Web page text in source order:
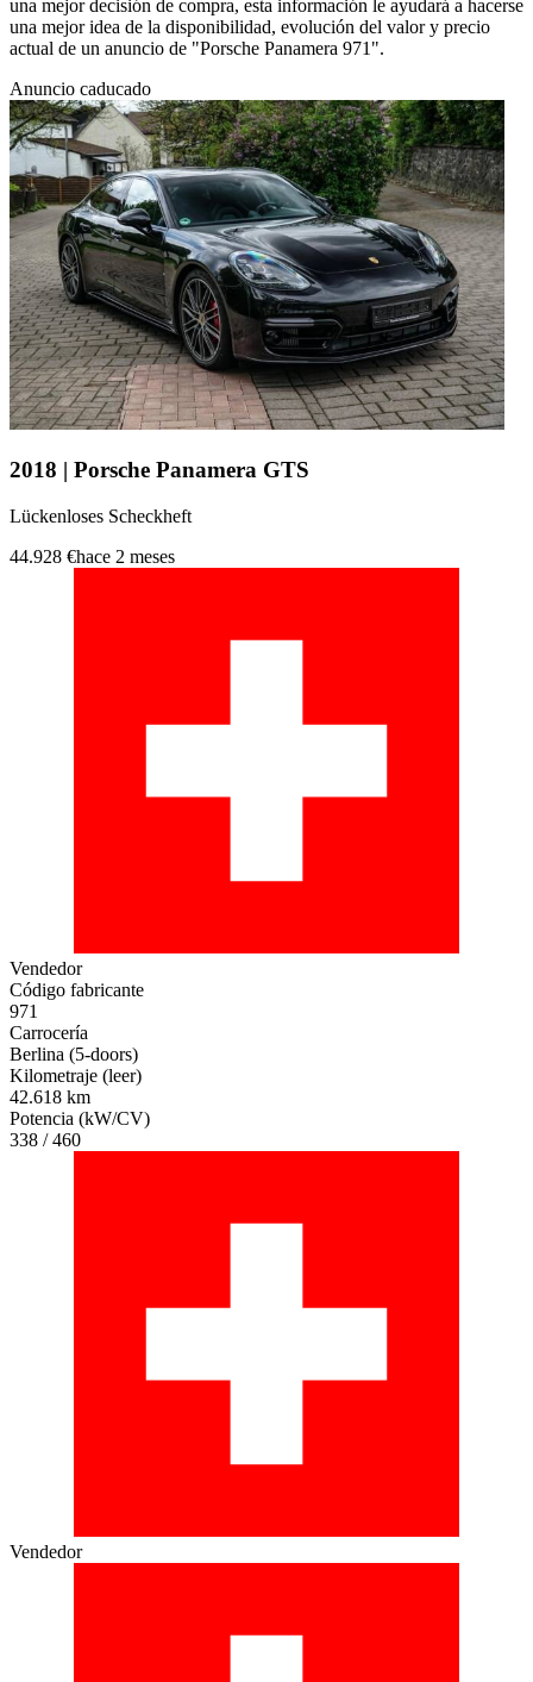
una mejor decisión de compra, esta información le ayudará a hacerse
una mejor idea de la disponibilidad, evolución del valor y precio
actual de un anuncio de "Porsche Panamera 971".
Anuncio caducado
2018 | Porsche Panamera GTS
Lückenloses Scheckheft
44.928 €hace 2 meses
Vendedor
Código fabricante
971
Carrocería
Berlina (5-doors)
Kilometraje (leer)
42.618 km
Potencia (kW/CV)
338 / 460
Vendedor